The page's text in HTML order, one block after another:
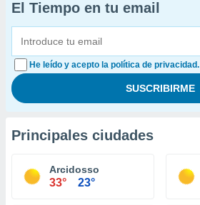
El Tiempo en tu email
He leído y acepto la política de privacidad.
Principales ciudades
Arcidosso
33° 23°